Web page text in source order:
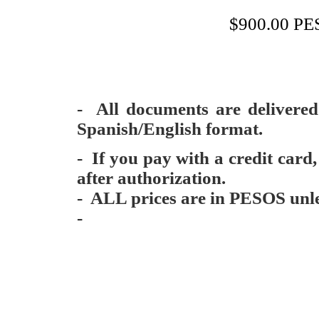
$900.00
- All documents are
Spanish/English format.
- If you pay with a credit
after authorization.
- ALL prices are in PESOS
-